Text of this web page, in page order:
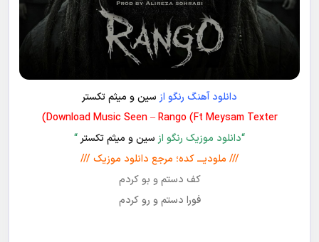
دانلود آهنگ رنگو از سین و میثم تکستر
Download Music Seen – Rango (Ft Meysam Texter)
“دانلود موزیک رنگو از سین و میثم تکستر “
/// ملودیـــ کده؛ مرجع دانلود موزیک ///
کف دستم و بو کردم
فورا دستم و رو کردم